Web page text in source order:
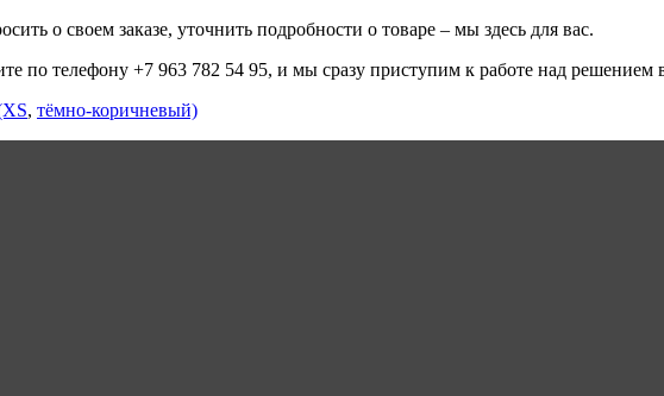
о своем заказе, уточнить подробности о товаре – мы здесь для вас.
по телефону +7 963 782 54 95, и мы сразу приступим к работе над решением
, тёмно-коричневый)